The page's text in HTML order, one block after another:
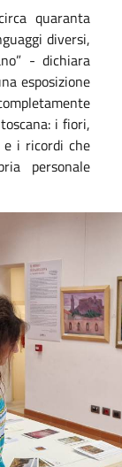
quaranta
diversi,
- dichiara
esposizione
i fiori,
e i ricordi che
personale